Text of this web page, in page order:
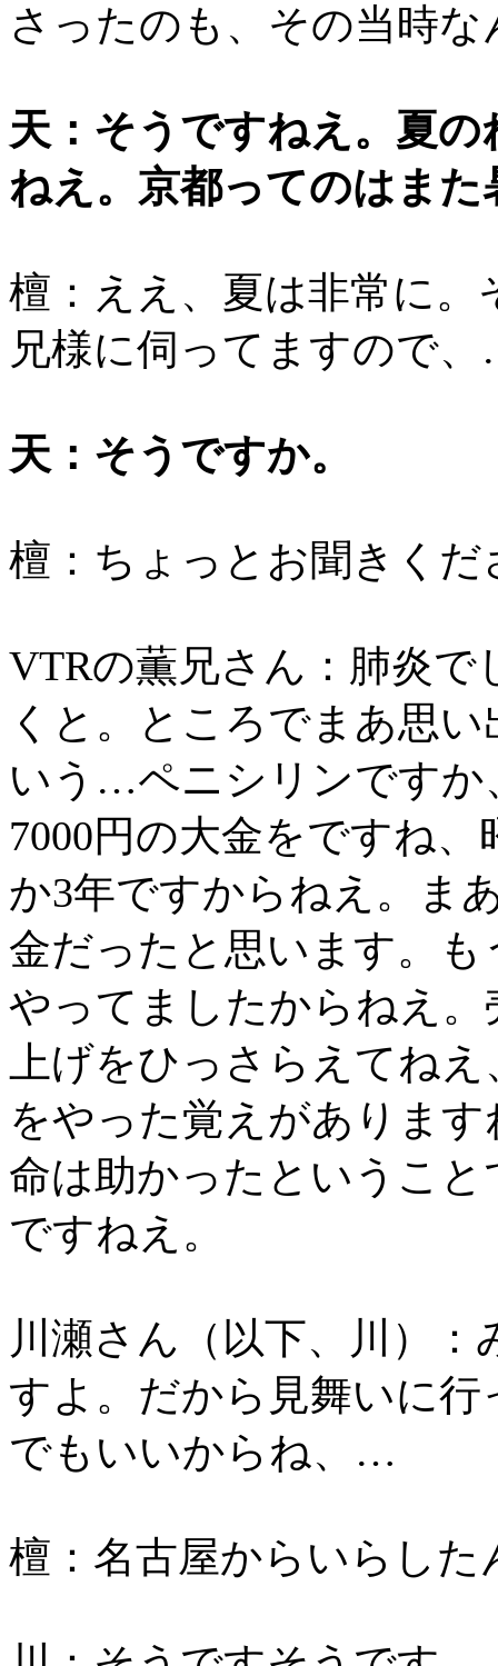
さったのも、その当時
天：そうですねえ。夏
ねえ。京都ってのはまた
檀：ええ、夏は非常に
兄様に伺ってますので
天：そうですか。
檀：ちょっとお聞きくだ
VTRの薫兄さん：肺炎で
くと。ところでまあ思
いう…ペニシリンですか
7000円の大金をですね
か3年ですからねえ。ま
金だったと思います。
やってましたからねえ
上げをひっさらえてね
をやった覚えがありま
命は助かったというこ
ですねえ。
川瀬さん（以下、川）
すよ。だから見舞いに
でもいいからね、…
檀：名古屋からいらした